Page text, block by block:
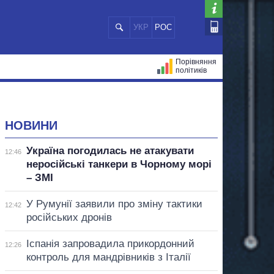
УКР РОС
Порівняння
політиків
НОВИНИ
12:46
Україна погодилась не атакувати
неросійські танкери в Чорному морі
– ЗМІ
12:42
У Румунії заявили про зміну тактики
російських дронів
12:26
Іспанія запровадила прикордонний
контроль для мандрівників з Італії